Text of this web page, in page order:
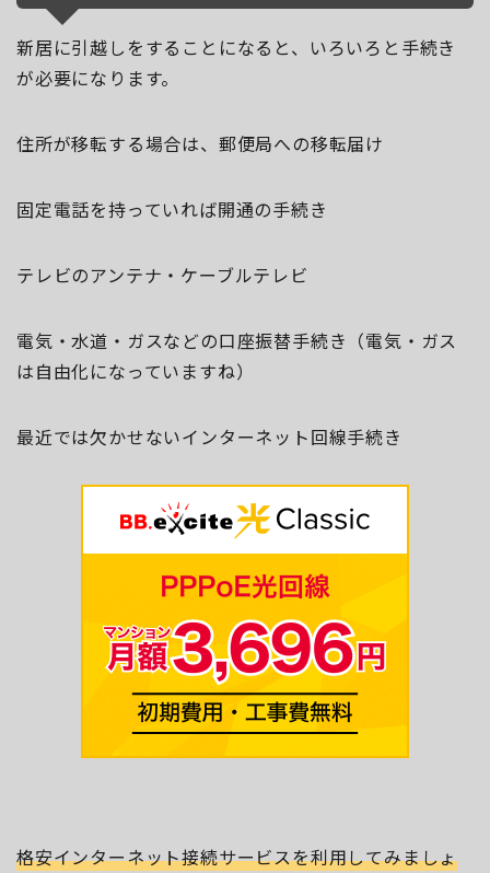
新居に引越しをすることになると、いろいろと手続き
が必要になります。
住所が移転する場合は、郵便局への移転届け
固定電話を持っていれば開通の手続き
テレビのアンテナ・ケーブルテレビ
電気・水道・ガスなどの口座振替手続き（電気・ガス
は自由化になっていますね）
最近では欠かせないインターネット回線手続き
格安インターネット接続サービスを利用してみましょ